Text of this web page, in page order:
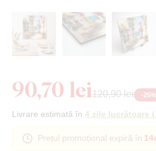
90,70 lei120,90 lei -25%
Livrare estimată în 4 zile lucrătoare (
Prețul promoțional expiră în